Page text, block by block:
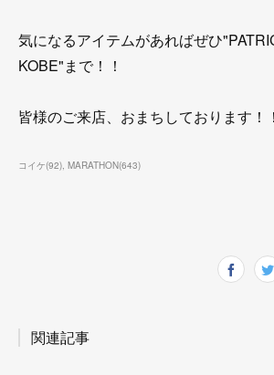
気になるアイテムがあればぜひ
KOBE"まで！！
皆様のご来店、おまちしております！
コイケ(92) MARATHON(643)
関連記事